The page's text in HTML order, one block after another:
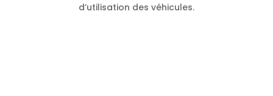
d’utilisation des véhicules.